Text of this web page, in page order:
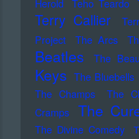
Herold
Teho Teardo
Terry Callier
Project
The Arcs
Beatles
The
Keys The Bluebells
The Champs
The
Cramps
The
The Divine Comedy